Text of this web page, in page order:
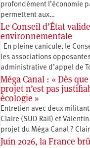
profondément l’économie
permettent aux…
Le Conseil d’État
environnementale
En pleine canicule, le
les associations
administrative d’appel de
Méga Canal : « Dès
projet n’est pas
écologie »
Entretien avec deux
Claire (SUD Rail) et
projet du Méga Canal ?
Juin 2026, la France